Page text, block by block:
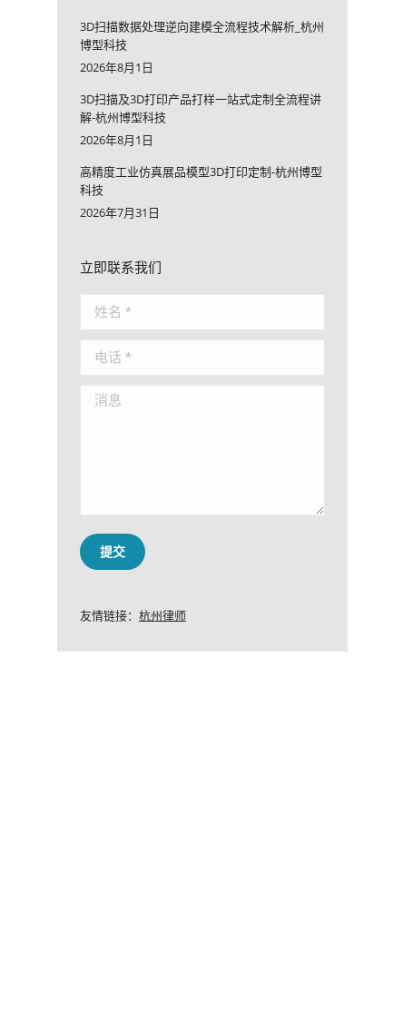
3D扫描数据处理逆向建模全流程技术解析_杭州
博型科技
2026年8月1日
3D扫描及3D打印产品打样一站式定制全流程讲
解-杭州博型科技
2026年8月1日
高精度工业仿真展品模型3D打印定制-杭州博型
科技
2026年7月31日
立即联系我们
姓名 *
电话 *
消息
提交
友情链接： 杭州律师